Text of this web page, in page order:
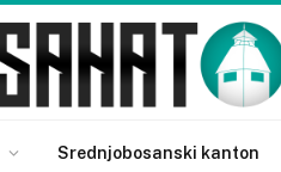
Srednjobosanski kanton